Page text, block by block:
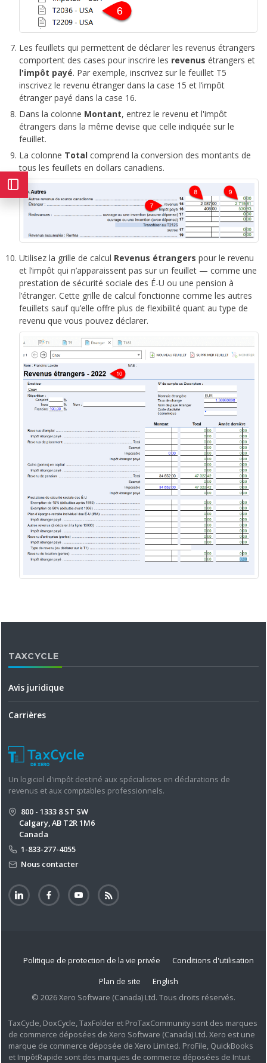
Les feuillets qui permettent de déclarer les revenus étrangers
comportent des cases pour inscrire les revenus étrangers et
l'impôt payé. Par exemple, inscrivez sur le feuillet T5
inscrivez le revenu étranger dans la case 15 et l’impôt
étranger payé dans la case 16.
Dans la colonne Montant, entrez le revenu et l'impôt
étrangers dans la même devise que celle indiquée sur le
feuillet.
La colonne Total comprend la conversion des montants de
tous les feuillets en dollars canadiens.
Utilisez la grille de calcul Revenus étrangers pour le revenu
et l’impôt qui n’apparaissent pas sur un feuillet — comme une
prestation de sécurité sociale des É-U ou une pension à
l’étranger. Cette grille de calcul fonctionne comme les autres
feuillets sauf qu’elle offre plus de flexibilité quant au type de
revenu que vous pouvez déclarer.
TAXCYCLE
Avis juridique
Carrières
Un logiciel d'impôt destiné aux spécialistes en déclarations de
revenus et aux comptables professionnels.
800 - 1333 8 ST SW
Calgary, AB T2R 1M6
Canada
1-833-277-4055
Nous contacter
Politique de protection de la vie privée
Conditions d'utilisation
Plan de site
English
© 2026 Xero Software (Canada) Ltd. Tous droits réservés.
TaxCycle, DoxCycle, TaxFolder et ProTaxCommunity sont des marques
de commerce déposées de Xero Software (Canada) Ltd. Xero est une
marque de commerce déposée de Xero Limited. ProFile, QuickBooks
et ImpôtRapide sont des marques de commerce déposées de Intuit